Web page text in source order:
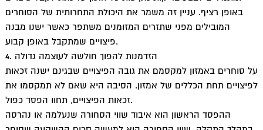
באופן רציף. עניין זה משמר את היכולת התחרותית של הסוחרים
המובילים מפני שתזרים המזומנים משתפר כאשר ישנו מבנה
פיצויים שמתקבל באופן קבוע.
4. הזדמנות להפוך חולשה לעוצמה גדולה
על סוחרים באמזון למקסמם את גובה הפיצויים שבגינם ישנה זכאות
לפיצויים תחת הכללים של אמזון. הסיבה היא שאם לא תמקסמו את
זכאות הפיצויים, תחוו הפסד כפול.
ההפסד הראשון הוא איבוד שווי הסחורה שנעלמה או נהרסה